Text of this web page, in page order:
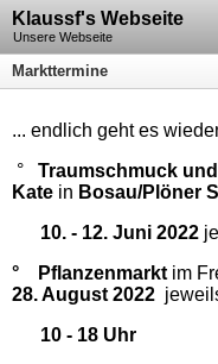
Klaussf's Webseite
Unsere Webseite
Markttermine
... endlich geht es
° Traumschmuck
Kate in Bosau/Plöner
10. - 12. Juni 2022
° Pflanzenmarkt im
28. August 2022
10 - 18 Uhr